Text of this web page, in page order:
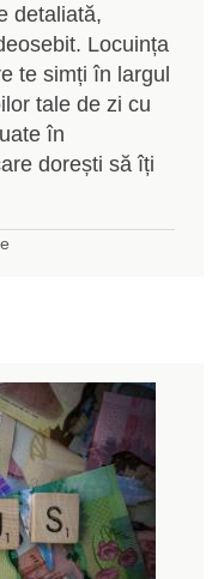
detaliată,
Locuința
te simți în largul
tale de zi cu
în
dorești să îți